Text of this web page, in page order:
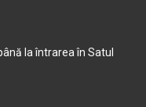
la întrarea în Satul